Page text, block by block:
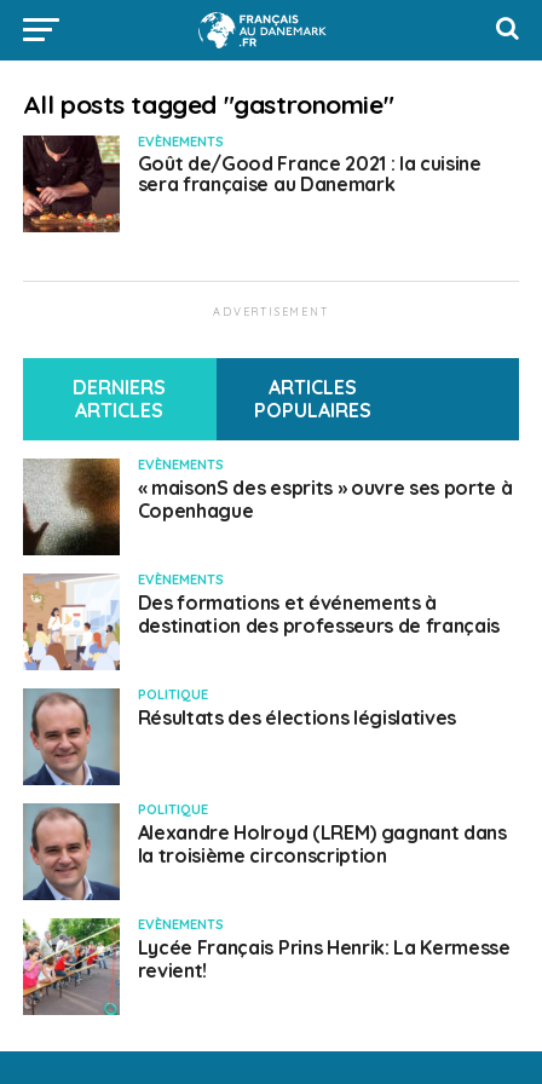
All posts tagged "gastronomie"
EVÈNEMENTS
Goût de/Good France 2021 : la cuisine
sera française au Danemark
ADVERTISEMENT
DERNIERS
ARTICLES
ARTICLES
POPULAIRES
EVÈNEMENTS
« maisonS des esprits » ouvre ses porte à
Copenhague
EVÈNEMENTS
Des formations et événements à
destination des professeurs de français
POLITIQUE
Résultats des élections législatives
POLITIQUE
Alexandre Holroyd (LREM) gagnant dans
la troisième circonscription
EVÈNEMENTS
Lycée Français Prins Henrik: La Kermesse
revient!